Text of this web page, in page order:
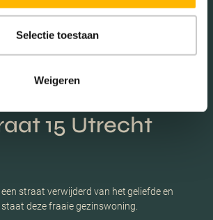
Selectie toestaan
Weigeren
15 Utrecht
straat verwijderd van het geliefde en
deze fraaie gezinswoning.